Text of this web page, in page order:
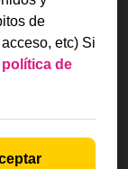
de
etc) Si
política de